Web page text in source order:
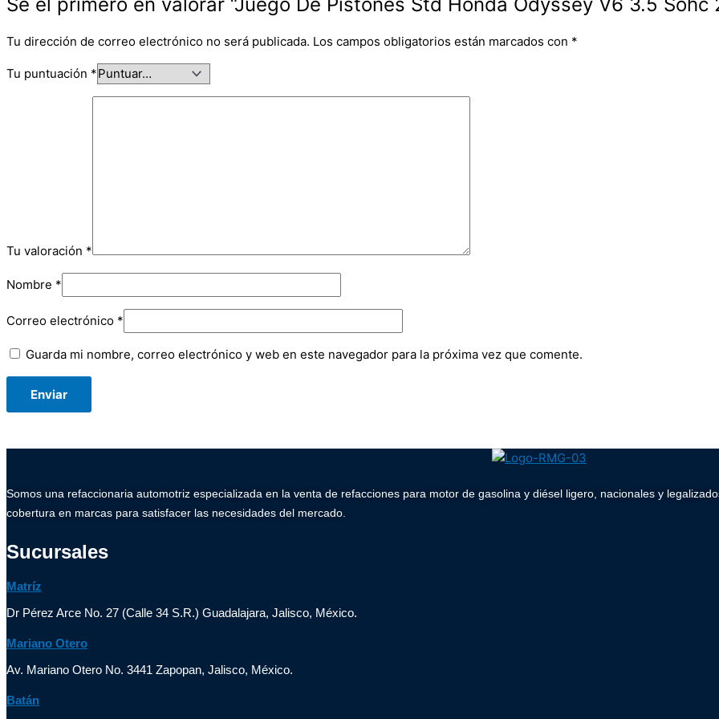
Sé el primero en valorar “Juego De Pistones Std Honda Odyssey V6 3.5 Sohc
Tu dirección de correo electrónico no será publicada. Los campos obligatorios están marcados con *
Tu puntuación *
Tu valoración *
Nombre *
Correo electrónico *
Guarda mi nombre, correo electrónico y web en este navegador para la próxima vez que comente.
Somos una refaccionaria automotriz especializada en la venta de refacciones para motor de gasolina y diésel ligero, nacionales y
cobertura en marcas para satisfacer las necesidades del mercado.
Sucursales
Matríz
Dr Pérez Arce No. 27 (Calle 34 S.R.) Guadalajara, Jalisco, México.
Mariano Otero
Av. Mariano Otero No. 3441 Zapopan, Jalisco, México.
Batán